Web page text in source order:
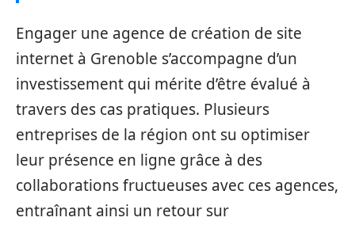
Engager une agence de création de site
internet à Grenoble s’accompagne d’un
investissement qui mérite d’être évalué à
travers des cas pratiques. Plusieurs
entreprises de la région ont su optimiser
leur présence en ligne grâce à des
collaborations fructueuses avec ces agences,
entraînant ainsi un retour sur